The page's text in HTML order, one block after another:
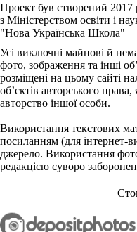
Проект був створений 2017
з Міністерством освіти і
"Нова Українська Школа"
Усі виключні майнові й
фото, зображення та інші
розміщені на цьому сайті
об’єктів авторського права,
авторство іншої особи.
Використання текстових
посиланням (для інтернет-
джерело. Використання
редакцією суворо